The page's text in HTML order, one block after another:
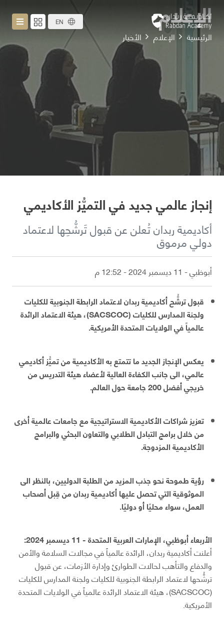
EN الإعلام
الرئيسية الإعلام الأخبار
إنجاز عالمي جديد في التميُّز الأكاديمي
أكاديمية ربدان تُعلن عن قبول تَرشُّحِها لاعتماد
دولي مرموق
أبوظبي - 11 ديسمبر 2024 - 12:52 م
قبول ترشُّح أكاديمية ربدان لاعتماد الرابطة الجنوبية للكليات
ولجنة المدارس للكليات (SACSCOC)، هيئة الاعتماد الرائدة
عالمياً في الولايات المتحدة الأمريكية.
يعكس الإنجاز الجديد ما تتمتع به الأكاديمية من تميُّز أكاديمي
عالمي، الى جانب الكفاءة العالية لأعضاء هيئة التدريس من
خريجي أفضل 200 جامعة حول العالم.
تعزيز شراكات الأكاديمية الاستراتيجية مع جامعات عالمية أخرى
من خلال برامج التبادل الطلابي والتعاون البحثي والبرامج
الأكاديمية المزدوجة.
رؤية طموحة نحو جذب المزيد من الطلبة الدوليين، بالنظر الى
الموثوقية التي تحصل عليها أكاديمية ربدان من قِبل أصحاب
العمل، سواء محليًا أو دوليًا.
الأربعاء أبوظبي، الإمارات العربية المتحدة - 11 ديسمبر 2024:
أعلنت أكاديمية ربدان، الرائدة عالمياً في مجالات السلامة والأمن
والدفاع والتأهب لحالات الطوارئ وإدارة الأزمات، عن قبول
ترشُّحها لاعتماد الرابطة الجنوبية للكليات ولجنة المدارس للكليات
(SACSCOC)، هيئة الاعتماد الرائدة عالمياً في الولايات المتحدة
الأمريكية.